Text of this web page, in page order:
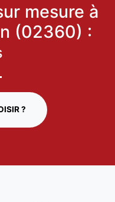
mesure à
(02360) :
?